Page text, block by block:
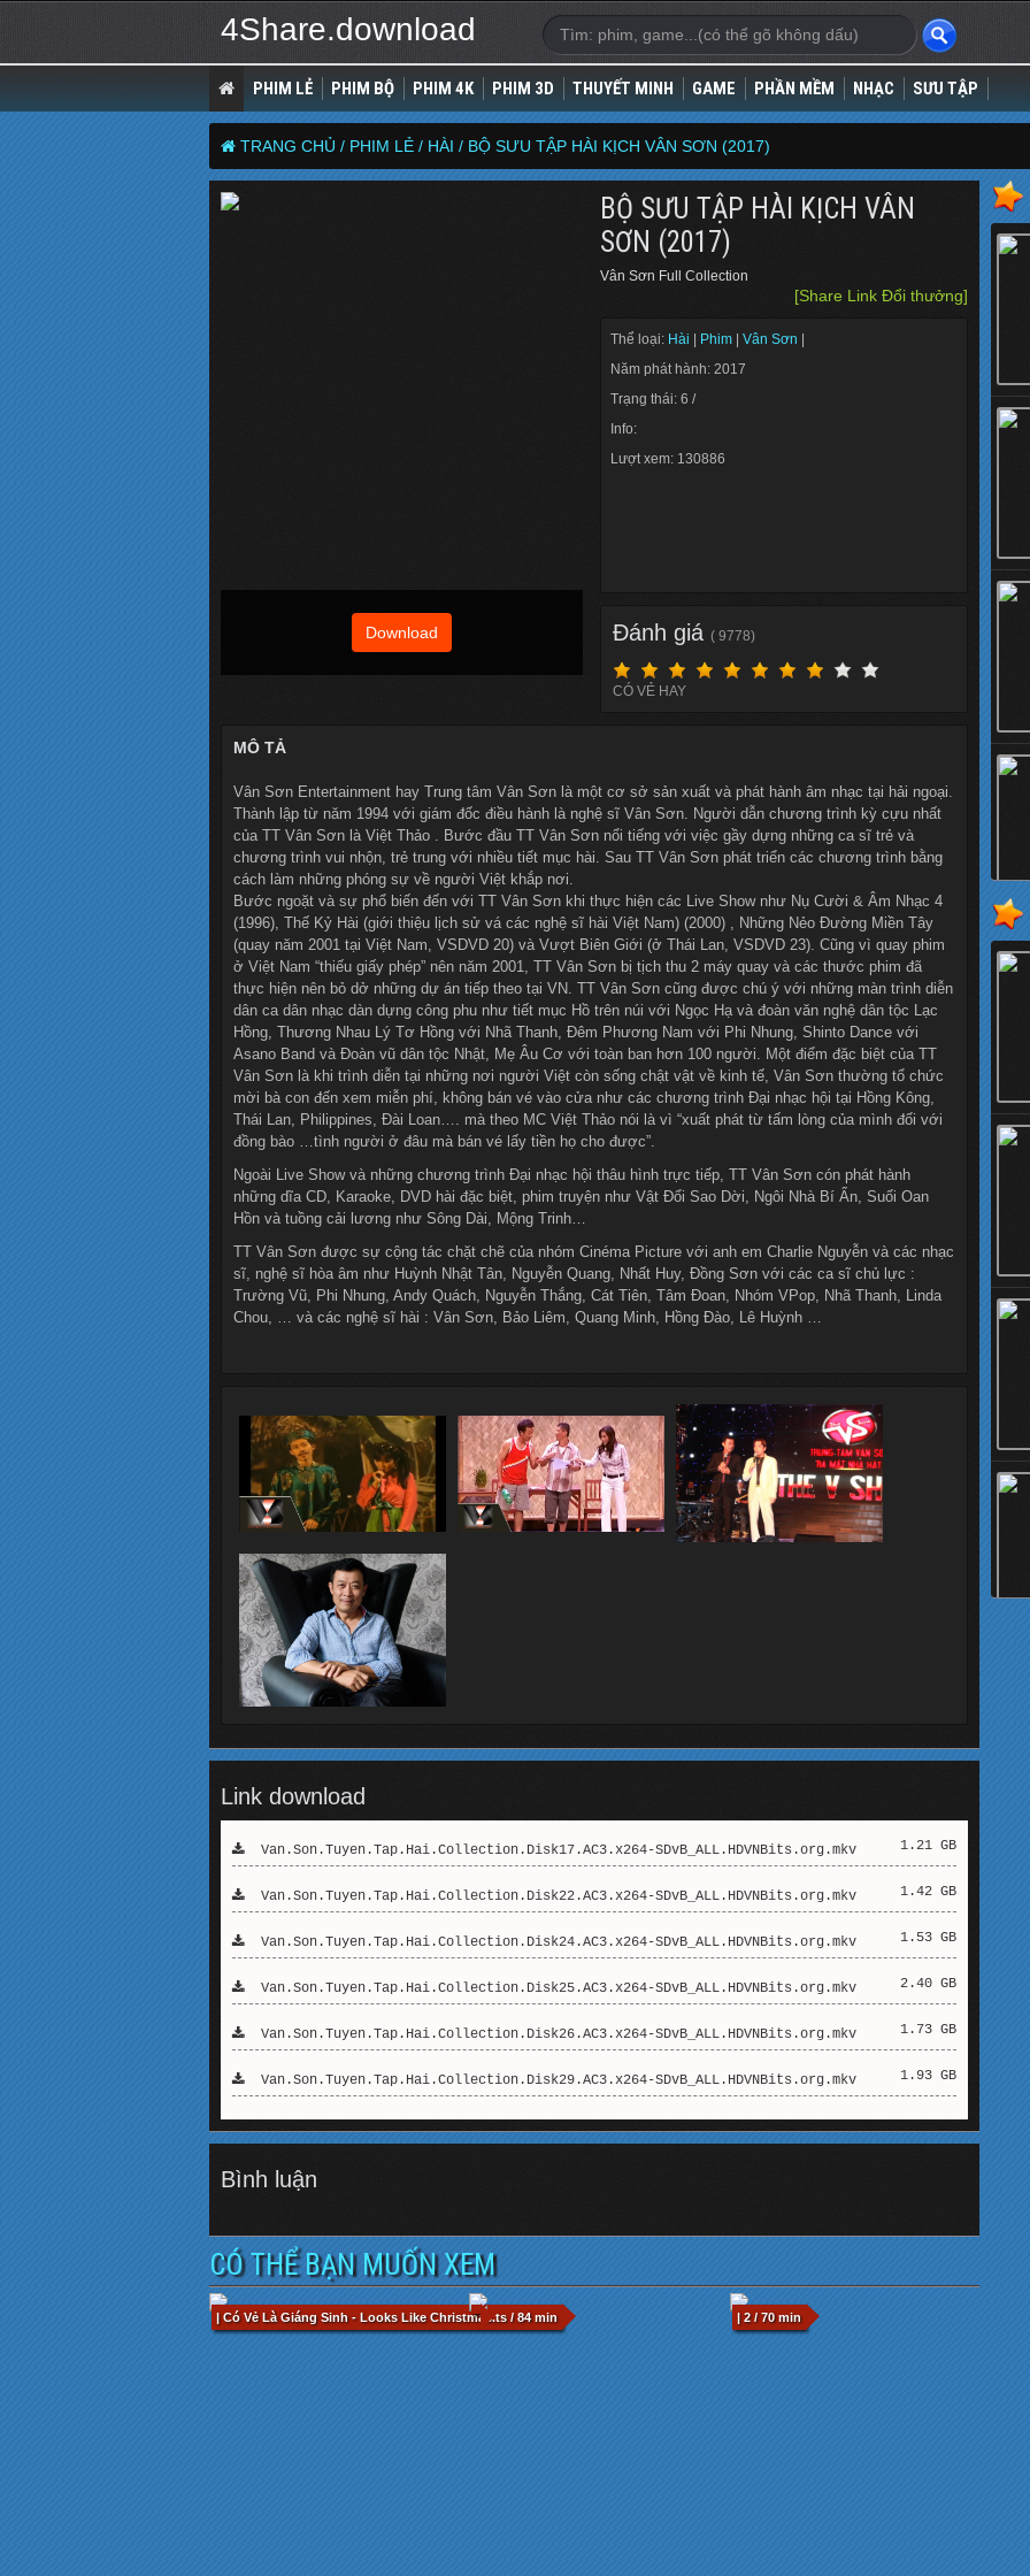
4Share.download
PHIM LẺ PHIM BỘ PHIM 4K PHIM 3D THUYẾT MINH GAME PHẦN MỀM NHẠC SƯU TẬP
TRANG CHỦ / PHIM LẺ / HÀI / BỘ SƯU TẬP HÀI KỊCH VÂN SƠN (2017)
Download
BỘ SƯU TẬP HÀI KỊCH VÂN
SƠN (2017)
Vân Sơn Full Collection
[Share Link Đổi thưởng]
Thể loại: Hài Phim Vân Sơn
Năm phát hành: 2017
Trạng thái: 6 /
Info:
Lượt xem: 130886
Đánh giá ( 9778)
CÓ VẺ HAY
MÔ TẢ
Vân Sơn Entertainment hay Trung tâm Vân Sơn là một cơ sở sản xuất và phát hành âm nhạc tại hải ngoại.
Thành lập từ năm 1994 với giám đốc điều hành là nghệ sĩ Vân Sơn. Người dẫn chương trình kỳ cựu nhất
của TT Vân Sơn là Việt Thảo . Bước đầu TT Vân Sơn nổi tiếng với việc gầy dựng những ca sĩ trẻ và
chương trình vui nhộn, trẻ trung với nhiều tiết mục hài. Sau TT Vân Sơn phát triển các chương trình bằng
cách làm những phóng sự về người Việt khắp nơi.
Bước ngoặt và sự phổ biến đến với TT Vân Sơn khi thực hiện các Live Show như Nụ Cười & Âm Nhạc 4
(1996), Thế Kỷ Hài (giới thiệu lịch sử vá các nghệ sĩ hài Việt Nam) (2000) , Những Nẻo Đường Miền Tây
(quay năm 2001 tại Việt Nam, VSDVD 20) và Vượt Biên Giới (ở Thái Lan, VSDVD 23). Cũng vì quay phim
ở Việt Nam “thiếu giấy phép” nên năm 2001, TT Vân Sơn bị tịch thu 2 máy quay và các thước phim đã
thực hiện nên bỏ dở những dự án tiếp theo tại VN. TT Vân Sơn cũng được chú ý với những màn trình diễn
dân ca dân nhạc dàn dựng công phu như tiết mục Hồ trên núi với Ngọc Hạ và đoàn văn nghệ dân tộc Lạc
Hồng, Thương Nhau Lý Tơ Hồng với Nhã Thanh, Đêm Phương Nam với Phi Nhung, Shinto Dance với
Asano Band và Đoàn vũ dân tộc Nhật, Mẹ Âu Cơ với toàn ban hơn 100 người. Một điểm đặc biệt của TT
Vân Sơn là khi trình diễn tại những nơi người Việt còn sống chật vật về kinh tế, Vân Sơn thường tổ chức
mời bà con đến xem miễn phí, không bán vé vào cửa như các chương trình Đại nhạc hội tại Hồng Kông,
Thái Lan, Philippines, Đài Loan…. mà theo MC Việt Thảo nói là vì “xuất phát từ tấm lòng của mình đối với
đồng bào …tình người ở đâu mà bán vé lấy tiền họ cho được”.
Ngoài Live Show và những chương trình Đại nhạc hội thâu hình trực tiếp, TT Vân Sơn cón phát hành
những dĩa CD, Karaoke, DVD hài đặc biệt, phim truyện như Vật Đổi Sao Dời, Ngôi Nhà Bí Ẩn, Suối Oan
Hồn và tuồng cải lương như Sông Dài, Mộng Trinh…
TT Vân Sơn được sự cộng tác chặt chẽ của nhóm Cinéma Picture với anh em Charlie Nguyễn và các nhạc
sĩ, nghệ sĩ hòa âm như Huỳnh Nhật Tân, Nguyễn Quang, Nhất Huy, Đồng Sơn với các ca sĩ chủ lực :
Trường Vũ, Phi Nhung, Andy Quách, Nguyễn Thắng, Cát Tiên, Tâm Đoan, Nhóm VPop, Nhã Thanh, Linda
Chou, … và các nghệ sĩ hài : Vân Sơn, Bảo Liêm, Quang Minh, Hồng Đào, Lê Huỳnh …
Link download
Van.Son.Tuyen.Tap.Hai.Collection.Disk17.AC3.x264-SDvB_ALL.HDVNBits.org.mkv 1.21 GB
Van.Son.Tuyen.Tap.Hai.Collection.Disk22.AC3.x264-SDvB_ALL.HDVNBits.org.mkv 1.42 GB
Van.Son.Tuyen.Tap.Hai.Collection.Disk24.AC3.x264-SDvB_ALL.HDVNBits.org.mkv 1.53 GB
Van.Son.Tuyen.Tap.Hai.Collection.Disk25.AC3.x264-SDvB_ALL.HDVNBits.org.mkv 2.40 GB
Van.Son.Tuyen.Tap.Hai.Collection.Disk26.AC3.x264-SDvB_ALL.HDVNBits.org.mkv 1.73 GB
Van.Son.Tuyen.Tap.Hai.Collection.Disk29.AC3.x264-SDvB_ALL.HDVNBits.org.mkv 1.93 GB
Bình luận
CÓ THỂ BẠN MUỐN XEM
| Có Vẻ Là Giáng Sinh - Looks Like Christmas.ts / 84 min | 2 / 70 min